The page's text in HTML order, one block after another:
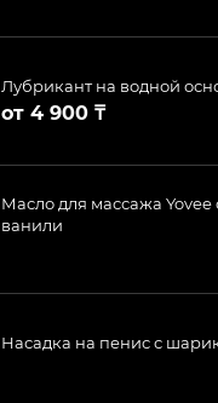
Лубрикант на водной
от 4 900 ₸
Масло для массажа Yovee
ванили
Насадка на пенис с